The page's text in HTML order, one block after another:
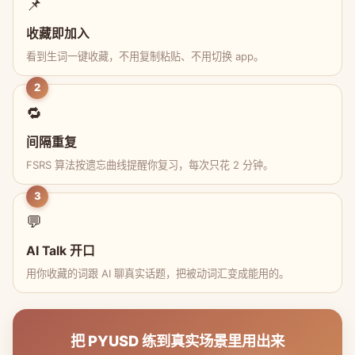
📌
收藏即加入
看到生词一键收藏，不用复制粘贴、不用切换 app。
2
🔁
间隔重复
FSRS 算法按遗忘曲线提醒你复习，每次只花 2 分钟。
3
💬
AI Talk 开口
用你收藏的词跟 AI 聊真实话题，把被动词汇变成能用的。
把 PYUSD 练到真实场景里用出来